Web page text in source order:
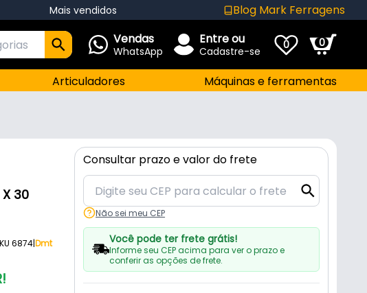
Mais vendidos Blog Mark Ferragens
Vendas
WhatsApp
Entre ou
Cadastre-se 0 0
Articuladores Máquinas e ferramentas
30
6874|Dmt
Consultar prazo e valor do frete
Não sei meu CEP
Você pode ter frete grátis!
Informe seu CEP acima para ver o prazo e
conferir as opções de frete.